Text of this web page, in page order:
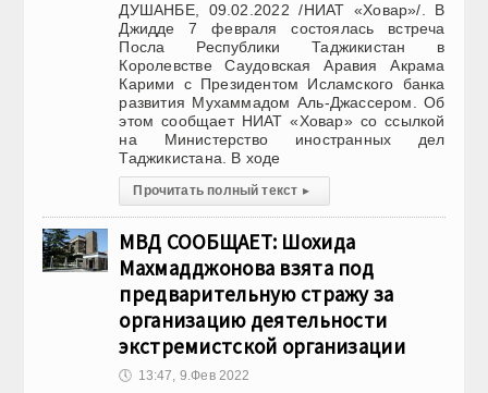
ДУШАНБЕ, 09.02.2022 /НИАТ «Ховар»/. В
Джидде 7 февраля состоялась встреча
Посла Республики Таджикистан в
Королевстве Саудовская Аравия Акрама
Карими с Президентом Исламского банка
развития Мухаммадом Аль-Джассером. Об
этом сообщает НИАТ «Ховар» со ссылкой
на Министерство иностранных дел
Таджикистана. В ходе
Прочитать полный текст ▸
МВД СООБЩАЕТ: Шохида
Махмадджонова взята под
предварительную стражу за
организацию деятельности
экстремистской организации
🕔 13:47, 9.Фев 2022